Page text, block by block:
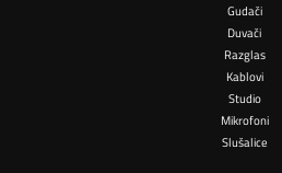
Gudači
Duvači
Razglas
Kablovi
Studio
Mikrofoni
Slušalice